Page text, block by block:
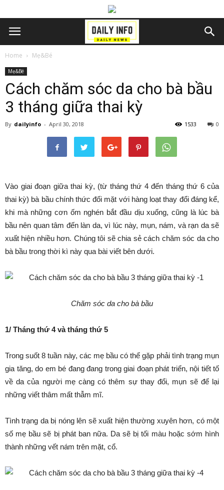
Home Mẹ&Bé
Mẹ&Bé
Cách chăm sóc da cho bà bầu
3 tháng giữa thai kỳ
By dailyinfo - April 30, 2018 0
1533
Vào giai đoạn giữa thai kỳ, (từ tháng thứ 4 đến tháng thứ 6 của
thai kỳ) bà bầu chính thức đối mặt với hàng loạt thay đổi đáng kể,
khi mà những cơn ốm nghén bắt đầu dịu xuống, cũng là lúc bà
bầu nên quan tâm đến làn da, vì lúc này, mụn, nám, và rạn da sẽ
xuất hiện nhiều hơn. Chúng tôi sẽ chia sẻ cách chăm sóc da cho
bà bầu trong thời kì này qua bài viết bên dưới.
Chăm sóc da cho bà bầu
1/ Tháng thứ 4 và tháng thứ 5
Trong suốt 8 tuần này, các mẹ bầu có thể gặp phải tình trạng mụn
gia tăng, do em bé đang đang trong giai đoạn phát triển, nội tiết tố
về da của người mẹ càng có thêm sự thay đổi, mụn sẽ để lại
những viết thâm mất thẫm mĩ.
Tình trạng da bị nóng lên sẽ xuất hiện thường xuyên hơn, có một
số mẹ bầu sẽ bị phát ban nữa. Da sẽ bị tối màu hoặc sớm hình
thành những vết nám trên mặt, cổ.